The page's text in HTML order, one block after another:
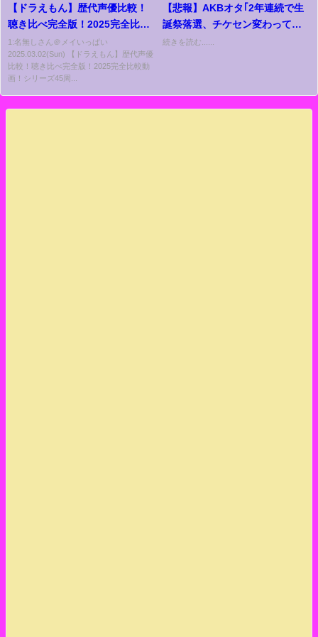
【ドラえもん】歴代声優比較！
聴き比べ完全版！2025完全比較
動画！シリーズ45周年！映画ド
ラえもんのび太の絵世界物語 公
開！映画ドラえもんまつり！野
1:名無しさん＠メイいっぱい
2025.03.02(Sun) 【ドラえもん】歴代声優
比較！聴き比べ完全版！2025完全比較動
画！シリーズ45周...
【悲報】AKBオタ｢2年連続で生
誕祭落選、チケセン変わってか
ら通常公演もコンサートも当た
続きを読む......